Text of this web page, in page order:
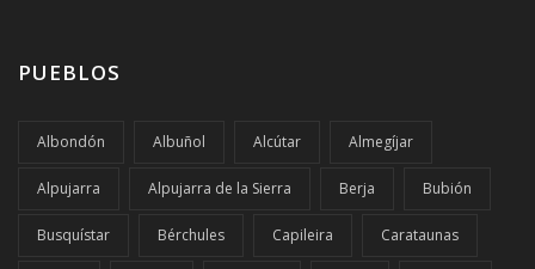
PUEBLOS
Albondón Albuñol Alcútar Almegíjar
Alpujarra Alpujarra de la Sierra Berja Bubión
Busquístar Bérchules Capileira Carataunas